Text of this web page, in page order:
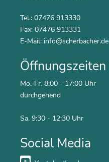
Tel.: 07476 913330
Fax: 07476 913331
E-Mail: info@scherbacher.de
Öffnungszeiten
Mo.-Fr. 8:00 - 17:00 Uhr
durchgehend
Sa. 9:30 - 12:30 Uhr
Social Media